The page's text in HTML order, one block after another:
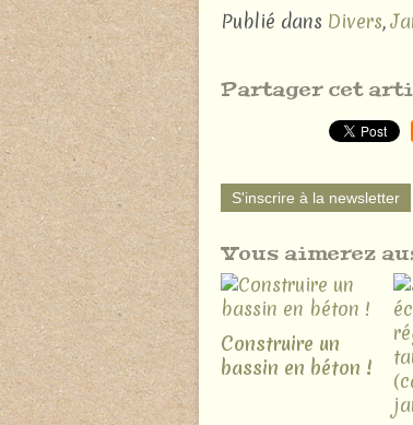
Publié dans Divers,
Partager cet
S'inscrire à la newsletter
Vous aimerez
Construire un
bassin en béton !